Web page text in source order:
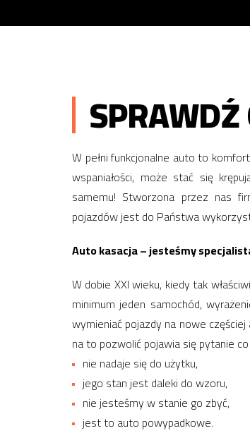
W pełni funkcjonalne auto to
wspaniałości, może stać się
samemu! Stworzona przez nas
pojazdów jest do Państwa
Auto kasacja – jesteśmy
W dobie XXI wieku, kiedy tak
minimum jeden samochód,
wymieniać pojazdy na nowe
na to pozwolić pojawia się pytanie
nie nadaje się do użytku,
jego stan jest daleki do wzoru,
nie jesteśmy w stanie go zbyć,
jest to auto powypadkowe.